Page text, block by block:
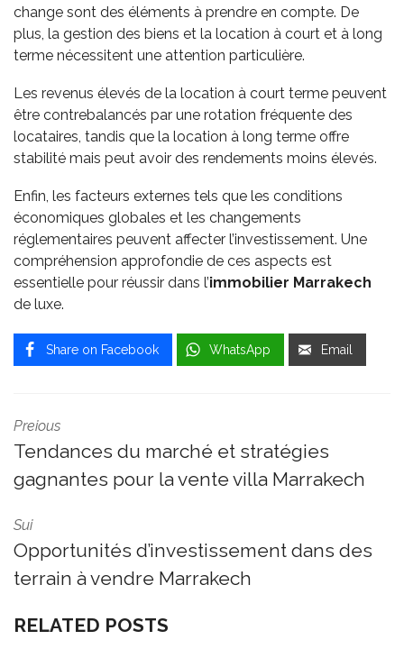
change sont des éléments à prendre en compte. De
plus, la gestion des biens et la location à court et à long
terme nécessitent une attention particulière.
Les revenus élevés de la location à court terme peuvent
être contrebalancés par une rotation fréquente des
locataires, tandis que la location à long terme offre
stabilité mais peut avoir des rendements moins élevés.
Enfin, les facteurs externes tels que les conditions
économiques globales et les changements
réglementaires peuvent affecter l’investissement. Une
compréhension approfondie de ces aspects est
essentielle pour réussir dans l’immobilier Marrakech
de luxe.
Share on Facebook WhatsApp Email
Preious
Tendances du marché et stratégies
gagnantes pour la vente villa Marrakech
Sui
Opportunités d’investissement dans des
terrain à vendre Marrakech
RELATED POSTS